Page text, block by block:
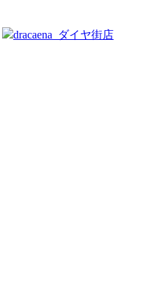
dracaena_ダイヤ街店